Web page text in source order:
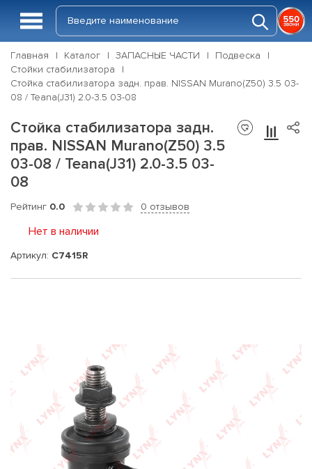
Главная Каталог ЗАПАСНЫЕ ЧАСТИ
Подвеска
Стойки стабилизатора
Стойка стабилизатора задн. прав. NISSAN Murano(Z50) 3.5 03-
08 / Teana(J31) 2.0-3.5 03-08
Стойка стабилизатора задн.
прав. NISSAN Murano(Z50) 3.5
03-08 / Teana(J31) 2.0-3.5 03-
08
Рейтинг 0.0 0 отзывов
Нет в наличии
Артикул: C7415R